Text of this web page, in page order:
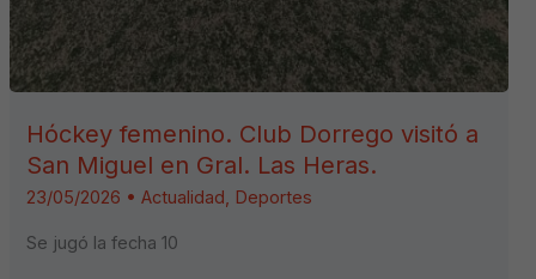
Hóckey femenino. Club Dorrego visitó a
San Miguel en Gral. Las Heras.
23/05/2026 •Actualidad, Deportes
Se jugó la fecha 10